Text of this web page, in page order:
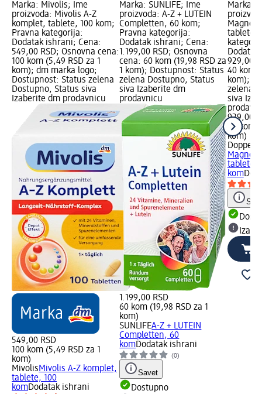
Marka: Mivolis; Ime
proizvoda: Mivolis A-Z
komplet, tablete, 100 kom;
Pravna kategorija:
Dodatak ishrani; Cena:
549,00 RSD; Osnovna cena:
100 kom (5,49 RSD za 1
kom); dm marka logo;
Dostupnost: Status zelena
Dostupno, Status siva
Izaberite dm prodavnicu
549,00 RSD
100 kom (5,49 RSD za 1
kom)
MivolisMivolis A-Z komplet,
tablete, 100
komDodatak ishrani
Marka: SUNLIFE; Ime
proizvoda: A-Z + LUTEIN
Completten, 60 kom;
Pravna kategorija:
Dodatak ishrani; Cena:
1.199,00 RSD; Osnovna
cena: 60 kom (19,98 RSD za
1 kom); Dostupnost: Status
zelena Dostupno, Status
siva Izaberite dm
prodavnicu
1.199,00 RSD
60 kom (19,98 RSD za 1
kom)
SUNLIFEA-Z + LUTEIN
Completten, 60
komDodatak ishrani
(0)
Savet
Dostupno
Marka:
tablete,
929,00
40 kom
kom);
zelena
siva
929,00
40 kom
kom)
tablete,
kom